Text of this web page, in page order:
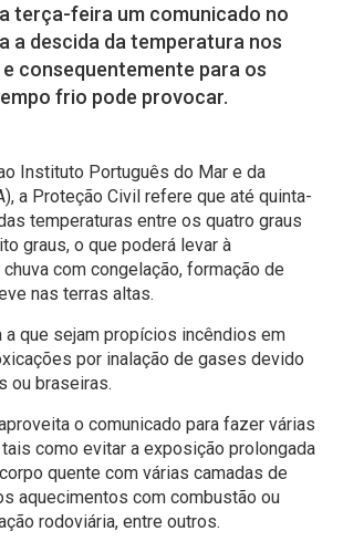
terça-feira um comunicado no
a descida da temperatura nos
consequentemente para os
frio pode provocar.
Instituto Português do Mar e da
a Proteção Civil refere que até quinta-
temperaturas entre os quatro graus
graus, o que poderá levar à
com congelação, formação de
nas terras altas.
a que sejam propícios incêndios em
por inalação de gases devido
ou braseiras.
o comunicado para fazer várias
como evitar a exposição prolongada
quente com várias camadas de
aquecimentos com combustão ou
rodoviária, entre outros.